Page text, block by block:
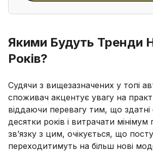
Якими Будуть Тренди
Років?
Судячи з вищезазначених у топі
споживач акцентує увагу на
віддаючи перевагу тим, що
десятки років і витрачати мінімум
зв’язку з цим, очікується, що
переходитимуть на більш нові